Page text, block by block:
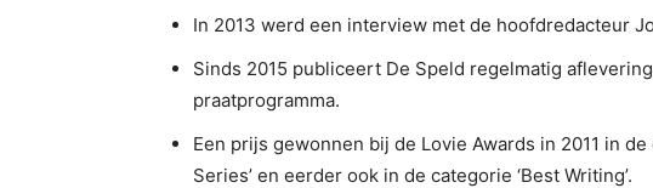
In 2013 werd een interview met de hoofdredacteur
Sinds 2015 publiceert De Speld regelmatig
praatprogramma.
Een prijs gewonnen bij de Lovie Awards in 2011 in
Series’ en eerder ook in de categorie ‘Best Writing’.